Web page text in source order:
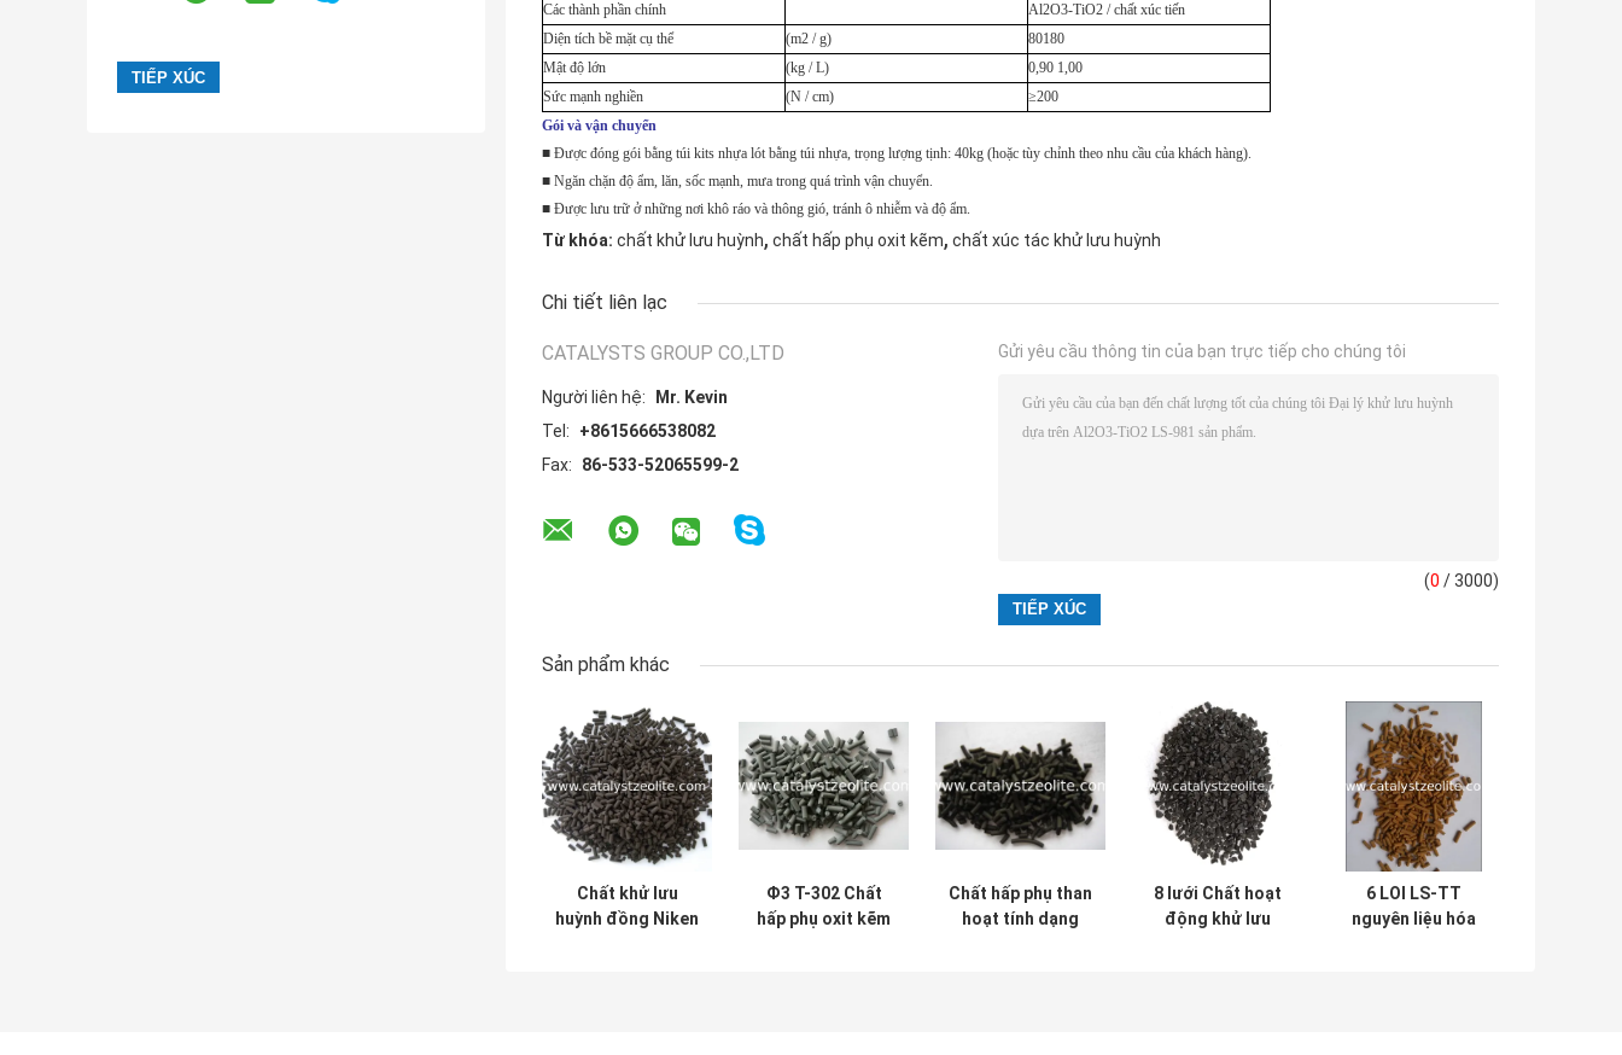
Các thành phần chính
Al2O3-TiO2 / chất xúc tiến
Diện tích bề mặt cụ thể
(m2 / g)
80180
Mật độ lớn
(kg / L)
0,90 1,00
Sức mạnh nghiền
(N / cm)
≥200
Gói và vận chuyển
■ Được đóng gói bằng túi kits nhựa lót bằng túi nhựa, trọng lượng tịnh: 40kg (hoặc tùy chỉnh theo nhu cầu của khách hàng).
■ Ngăn chặn độ ẩm, lăn, sốc mạnh, mưa trong quá trình vận chuyển.
■ Được lưu trữ ở những nơi khô ráo và thông gió, tránh ô nhiễm và độ ẩm.
Từ khóa: chất khử lưu huỳnh, chất hấp phụ oxit kẽm, chất xúc tác khử lưu huỳnh
Chi tiết liên lạc
CATALYSTS GROUP CO.,LTD
Người liên hệ:
Mr. Kevin
Tel:
+8615666538082
Fax:
86-533-52065599-2
Gửi yêu cầu thông tin của bạn trực tiếp cho chúng tôi
(0 / 3000)
Sản phẩm khác
Chất khử lưu
huỳnh đồng Niken
Ф3 T-302 Chất
hấp phụ oxit kẽm
Chất hấp phụ than
hoạt tính dạng
8 lưới Chất hoạt
động khử lưu
6 LOI LS-TT
nguyên liệu hóa